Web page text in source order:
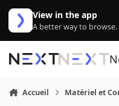
Aller au contenu
View in the app
A better way to browse.
Accueil Matériel et